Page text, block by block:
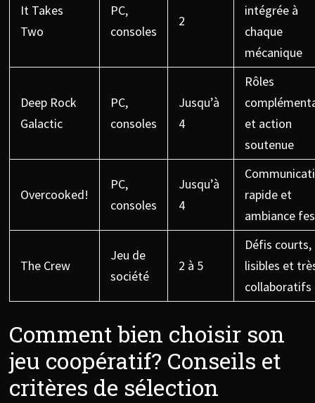
It Takes
Two
PC,
consoles
2
intégrée à
chaque
mécanique
Deep Rock
Galactic
PC,
consoles
Jusqu’à
4
Rôles
et action
soutenue
Overcooked!
PC,
consoles
Jusqu’à
4
rapide et
ambiance
The Crew
Jeu de
société
2 à 5
Défis courts,
lisibles et
collaboratifs
Comment bien choisir son
jeu coopératif? Conseils et
critères de sélection